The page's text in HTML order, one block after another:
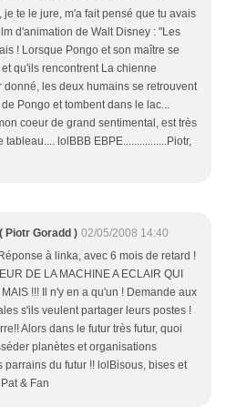
je te le jure, m'a fait pensé que tu avais
d'animation de Walt Disney : "Les
! Lorsque Pongo et son maître se
qu'ils rencontrent La chienne
donné, les deux humains se retrouvent
Pongo et tombent dans le lac...
coeur de grand sentimental, est très
lolBBB EBPE................Piotr,
Piotr Goradd ) 02/05/2008 14:40
à linka, avec 6 mois de retard !
DE LA MACHINE A ECLAIR QUI
MAIS !!! Il n'y en a qu'un ! Demande aux
s'ils veulent partager leurs postes !
Alors dans le futur très futur, quoi
planètes et organisations
du futur !! lolBisous, bises et
& Fan